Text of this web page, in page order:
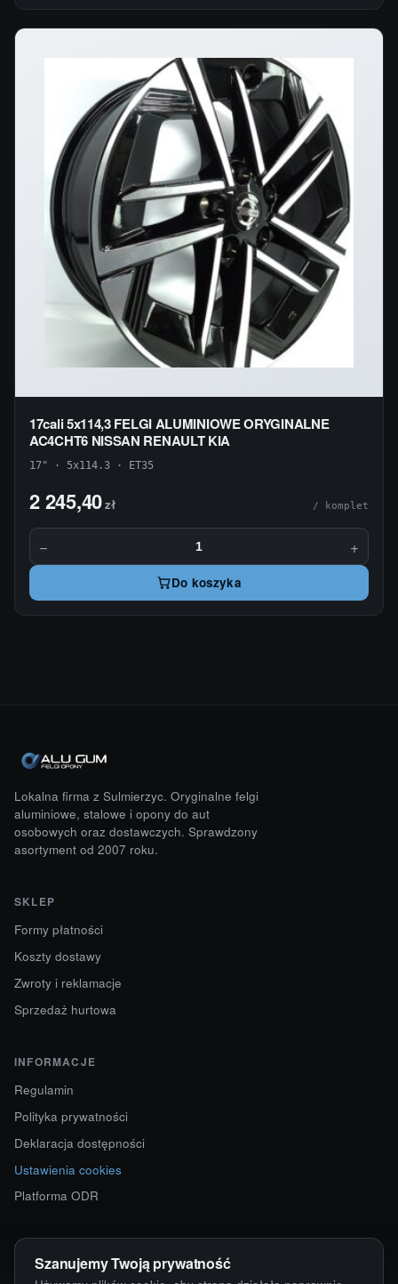
17cali 5x114,3 FELGI ALUMINIOWE ORYGINALNE
AC4CHT6 NISSAN RENAULT KIA
17" · 5x114.3 · ET35
2 245,40zł / komplet
− +
Do koszyka
Lokalna firma z Sulmierzyc. Oryginalne felgi
aluminiowe, stalowe i opony do aut
osobowych oraz dostawczych. Sprawdzony
asortyment od 2007 roku.
SKLEP
Formy płatności
Koszty dostawy
Zwroty i reklamacje
Sprzedaż hurtowa
INFORMACJE
Regulamin
Polityka prywatności
Deklaracja dostępności
Ustawienia cookies
Platforma ODR
KONTAKT
ul. Starokościelna 12
Szanujemy Twoją prywatność